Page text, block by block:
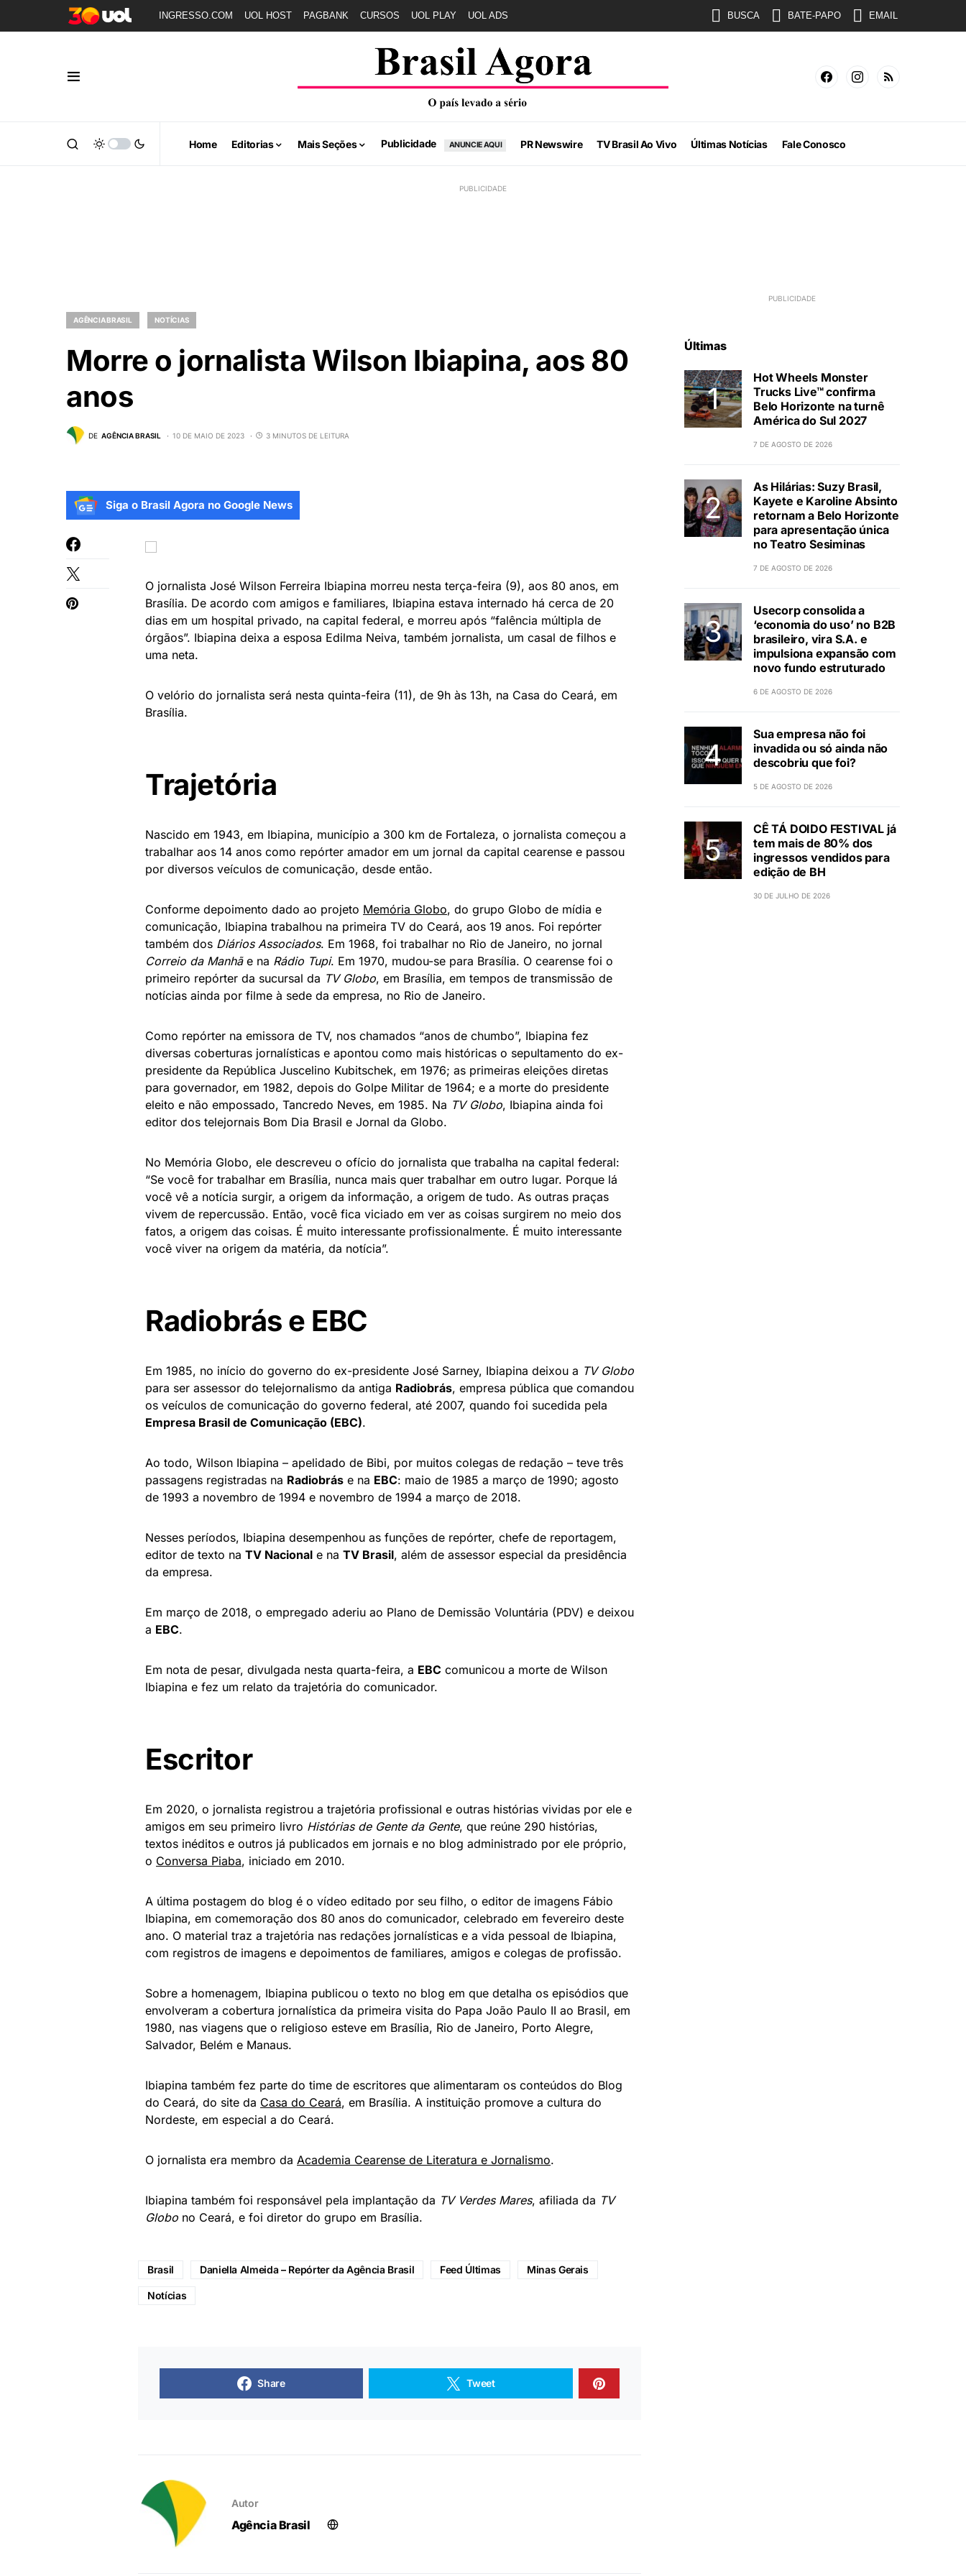
INGRESSO.COM UOL HOST PAGBANK CURSOS UOL PLAY UOL ADS BUSCA BATE-PAPO EMAIL
Home Editorias Mais Seções Publicidade ANUNCIE AQUI PR Newswire TV Brasil Ao Vivo Últimas Notícias Fale Conosco
AGÊNCIA BRASIL NOTÍCIAS
Morre o jornalista Wilson Ibiapina, aos 80
anos
DE AGÊNCIA BRASIL 10 DE MAIO DE 2023 3 MINUTOS DE LEITURA
Siga o Brasil Agora no Google News
O jornalista José Wilson Ferreira Ibiapina morreu nesta terça-feira (9), aos 80 anos, em
Brasília. De acordo com amigos e familiares, Ibiapina estava internado há cerca de 20
dias em um hospital privado, na capital federal, e morreu após “falência múltipla de
órgãos”. Ibiapina deixa a esposa Edilma Neiva, também jornalista, um casal de filhos e
uma neta.
O velório do jornalista será nesta quinta-feira (11), de 9h às 13h, na Casa do Ceará, em
Brasília.
Trajetória
Nascido em 1943, em Ibiapina, município a 300 km de Fortaleza, o jornalista começou a
trabalhar aos 14 anos como repórter amador em um jornal da capital cearense e passou
por diversos veículos de comunicação, desde então.
Conforme depoimento dado ao projeto Memória Globo, do grupo Globo de mídia e
comunicação, Ibiapina trabalhou na primeira TV do Ceará, aos 19 anos. Foi repórter
também dos Diários Associados. Em 1968, foi trabalhar no Rio de Janeiro, no jornal
Correio da Manhãe na Rádio Tupi. Em 1970, mudou-se para Brasília. O cearense foi o
primeiro repórter da sucursal da TV Globo, em Brasília, em tempos de transmissão de
notícias ainda por filme à sede da empresa, no Rio de Janeiro.
Como repórter na emissora de TV, nos chamados “anos de chumbo”, Ibiapina fez
diversas coberturas jornalísticas e apontou como mais históricas o sepultamento do ex-
presidente da República Juscelino Kubitschek, em 1976; as primeiras eleições diretas
para governador, em 1982, depois do Golpe Militar de 1964; e a morte do presidente
eleito e não empossado, Tancredo Neves, em 1985. Na TV Globo, Ibiapina ainda foi
editor dos telejornais Bom Dia Brasil e Jornal da Globo.
No Memória Globo, ele descreveu o ofício do jornalista que trabalha na capital federal:
“Se você for trabalhar em Brasília, nunca mais quer trabalhar em outro lugar. Porque lá
você vê a notícia surgir, a origem da informação, a origem de tudo. As outras praças
vivem de repercussão. Então, você fica viciado em ver as coisas surgirem no meio dos
fatos, a origem das coisas. É muito interessante profissionalmente. É muito interessante
você viver na origem da matéria, da notícia”.
Radiobrás e EBC
Em 1985, no início do governo do ex-presidente José Sarney, Ibiapina deixou a TV Globo
para ser assessor do telejornalismo da antiga Radiobrás, empresa pública que comandou
os veículos de comunicação do governo federal, até 2007, quando foi sucedida pela
Empresa Brasil de Comunicação (EBC).
Ao todo, Wilson Ibiapina – apelidado de Bibi, por muitos colegas de redação – teve três
passagens registradas na Radiobrás e na EBC: maio de 1985 a março de 1990; agosto
de 1993 a novembro de 1994 e novembro de 1994 a março de 2018.
Nesses períodos, Ibiapina desempenhou as funções de repórter, chefe de reportagem,
editor de texto na TV Nacional e na TV Brasil, além de assessor especial da presidência
da empresa.
Em março de 2018, o empregado aderiu ao Plano de Demissão Voluntária (PDV) e deixou
a EBC.
Em nota de pesar, divulgada nesta quarta-feira, a EBC comunicou a morte de Wilson
Ibiapina e fez um relato da trajetória do comunicador.
Escritor
Em 2020, o jornalista registrou a trajetória profissional e outras histórias vividas por ele e
amigos em seu primeiro livro Histórias de Gente da Gente, que reúne 290 histórias,
textos inéditos e outros já publicados em jornais e no blog administrado por ele próprio,
o Conversa Piaba, iniciado em 2010.
A última postagem do blog é o vídeo editado por seu filho, o editor de imagens Fábio
Ibiapina, em comemoração dos 80 anos do comunicador, celebrado em fevereiro deste
ano. O material traz a trajetória nas redações jornalísticas e a vida pessoal de Ibiapina,
com registros de imagens e depoimentos de familiares, amigos e colegas de profissão.
Sobre a homenagem, Ibiapina publicou o texto no blog em que detalha os episódios que
envolveram a cobertura jornalística da primeira visita do Papa João Paulo II ao Brasil, em
1980, nas viagens que o religioso esteve em Brasília, Rio de Janeiro, Porto Alegre,
Salvador, Belém e Manaus.
Ibiapina também fez parte do time de escritores que alimentaram os conteúdos do Blog
do Ceará, do site da Casa do Ceará, em Brasília. A instituição promove a cultura do
Nordeste, em especial a do Ceará.
O jornalista era membro da Academia Cearense de Literatura e Jornalismo.
Ibiapina também foi responsável pela implantação da TV Verdes Mares, afiliada da TV
Globo no Ceará, e foi diretor do grupo em Brasília.
Brasil Daniella Almeida – Repórter da Agência Brasil Feed Últimas Minas Gerais
Notícias
Share Tweet
Autor
Agência Brasil
Últimas
Hot Wheels Monster
Trucks Live™ confirma
Belo Horizonte na turnê
América do Sul 2027
7 DE AGOSTO DE 2026
As Hilárias: Suzy Brasil,
Kayete e Karoline Absinto
retornam a Belo Horizonte
para apresentação única
no Teatro Sesiminas
7 DE AGOSTO DE 2026
Usecorp consolida a
‘economia do uso’ no B2B
brasileiro, vira S.A. e
impulsiona expansão com
novo fundo estruturado
6 DE AGOSTO DE 2026
Sua empresa não foi
invadida ou só ainda não
descobriu que foi?
5 DE AGOSTO DE 2026
CÊ TÁ DOIDO FESTIVAL já
tem mais de 80% dos
ingressos vendidos para
edição de BH
30 DE JULHO DE 2026